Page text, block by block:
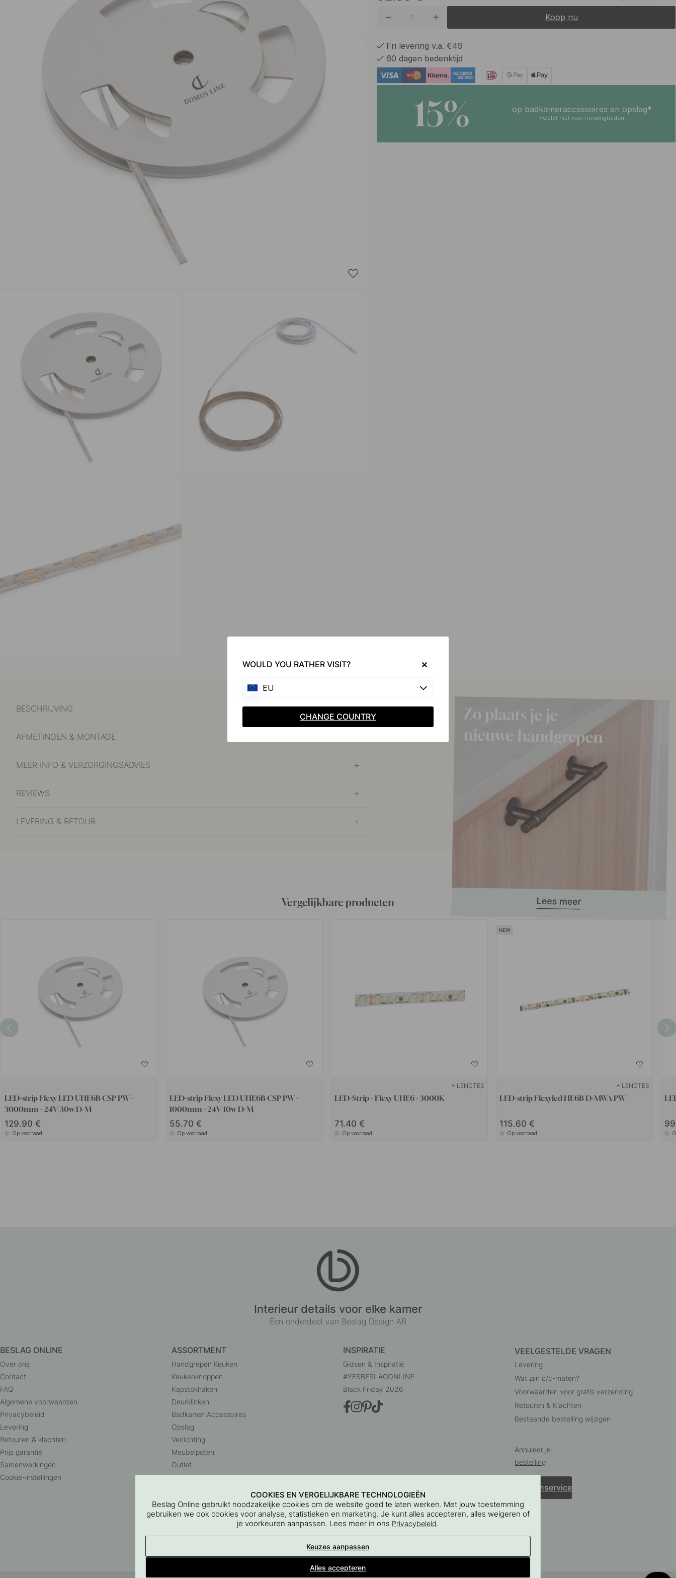
Koop nu
Fri levering v.a. €49
60 dagen bedenktijd
15% op badkameraccessoires en opslag*
*Geldt niet voor nieuwigheden
BESCHRIJVING
AFMETINGEN & MONTAGE
MEER INFO & VERZORGINGSADVIES
REVIEWS
LEVERING & RETOUR
Vergelijkbare producten
LED-strip Flexy LED UHE6B CSP PW -
3000mm - 24V/30w D-M
129.90
Op voorraad
LED-strip Flexy LED UHE6B CSP PW -
1000mm - 24V/10w D-M
55.70
Op voorraad
+ LENGTES
LED-Strip - Flexy UHE6 - 3000K
71.40
Op voorraad
+ LENGTES
LED-strip Flexyled HE6B D-MWA PW
115.60
Op voorraad
Interieur details voor elke kamer
Een onderdeel van Beslag Design AB
BESLAG ONLINE
Over ons
Contact
FAQ
Algemene voorwaarden
Privacybeleid
Levering
Retouren & klachten
Prijs garantie
Samenwerkingen
Cookie-instellingen
ASSORTMENT
Handgrepen Keuken
Keukenknoppen
Kapstokhaken
Deurklinken
Badkamer Accessoires
Opslag
Verlichting
Meubelpoten
Outlet
INSPIRATIE
Gidsen & Inspiratie
#YESBESLAGONLINE
Black Friday 2026
VEELGESTELDE VRAGEN
Levering
Wat zijn c/c-maten?
Voorwaarden voor gratis verzending
Retouren & Klachten
Bestaande bestelling wijzigen
Annuleer je
bestelling
Klantenservice
Beslag Online, Inre Kustvägen 32, 269 43 Båstad, Sweden
© 2015 - 2026 Copyright BeslagOnline i Båstad AB
COOKIES EN VERGELIJKBARE TECHNOLOGIEËN
Beslag Online gebruikt noodzakelijke cookies om de website goed te laten werken. Met jouw toestemming
gebruiken we ook cookies voor analyse, statistieken en marketing. Je kunt alles accepteren, alles weigeren of
je voorkeuren aanpassen. Lees meer in ons Privacybeleid.
Keuzes aanpassen
Alles accepteren
WOULD YOU RATHER VISIT?
EU
CHANGE COUNTRY